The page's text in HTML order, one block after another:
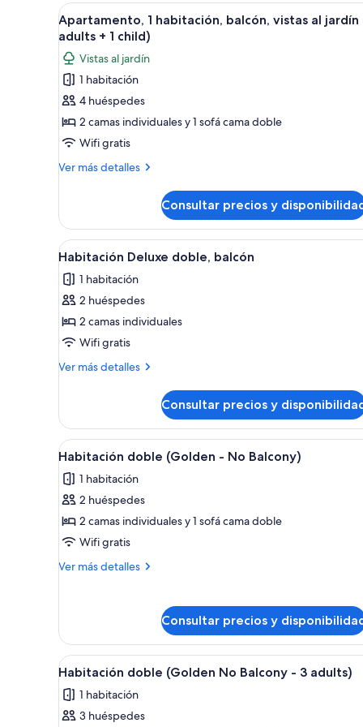
adults
+
child)
balcón,
vistas
jardín
(2
adults
+
Abrir
todas
las
fotos
de
Apartamento,
1
habitación,
balcón,
jardín
(3
adults
+
child)
Una sala de estar moderna
5
Apartamento, 1 habitación, balcón, vistas al jardín
adults + 1 child)
Vistas al jardín
1 habitación
4 huéspedes
2 camas individuales y 1 sofá cama doble
Wifi gratis
Ver más detalles
Más
1
habitación,
balcón,
al
jardín
adults
+
child)
Consultar precios y
Abrir
todas
las
fotos
de
Habitación
Deluxe
Habitación de hotel con dos
7
Habitación Deluxe doble, balcón
1 habitación
2 huéspedes
2 camas individuales
Wifi gratis
Ver más detalles
Más
Deluxe
doble,
balcón
Consultar precios y
Abrir
todas
las
fotos
de
Habitación
doble
Balcony)
Una habitación de hotel
9
Habitación doble (Golden - No Balcony)
1 habitación
2 huéspedes
2 camas individuales y 1 sofá cama doble
Wifi gratis
Ver más detalles
Más
(Golden
No
Consultar precios y
Abrir
todas
las
fotos
Una habitación de hotel
9
Habitación doble (Golden No Balcony - 3 adults)
1 habitación
3 huéspedes